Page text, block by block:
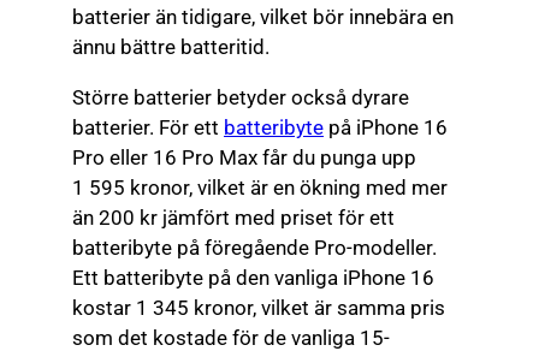
batterier än tidigare, vilket bör innebära en
ännu bättre batteritid.
Större batterier betyder också dyrare
batterier. För ett batteribyte på iPhone 16
Pro eller 16 Pro Max får du punga upp
1 595 kronor, vilket är en ökning med mer
än 200 kr jämfört med priset för ett
batteribyte på föregående Pro-modeller.
Ett batteribyte på den vanliga iPhone 16
kostar 1 345 kronor, vilket är samma pris
som det kostade för de vanliga 15-